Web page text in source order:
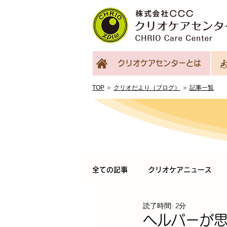
クリオケアセンターとは
TOP ＞ クリオだより（ブログ） ＞ 記事一覧
全ての記事 クリオケアニュース
ヘルパーが
読了時間: 2分